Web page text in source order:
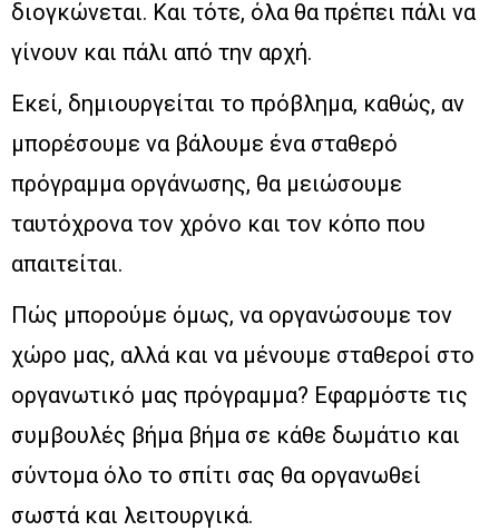
διογκώνεται. Και τότε, όλα θα πρέπει πάλι να
γίνουν και πάλι από την αρχή.
Εκεί, δημιουργείται το πρόβλημα, καθώς, αν
μπορέσουμε να βάλουμε ένα σταθερό
πρόγραμμα οργάνωσης, θα μειώσουμε
ταυτόχρονα τον χρόνο και τον κόπο που
απαιτείται.
Πώς μπορούμε όμως, να οργανώσουμε τον
χώρο μας, αλλά και να μένουμε σταθεροί στο
οργανωτικό μας πρόγραμμα? Εφαρμόστε τις
συμβουλές βήμα βήμα σε κάθε δωμάτιο και
σύντομα όλο το σπίτι σας θα οργανωθεί
σωστά και λειτουργικά.